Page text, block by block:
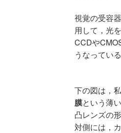
視覚の受容
用して，光
CCDや
うなってい
下の図は，
膜という薄
凸レンズの
対側には，